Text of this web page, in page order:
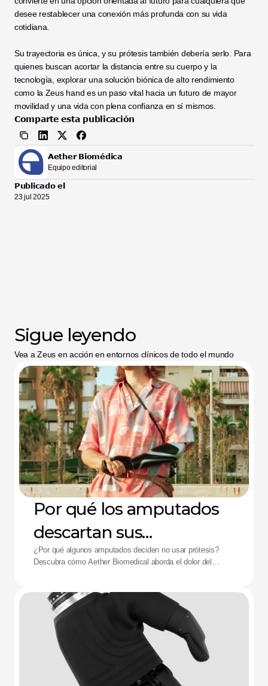
desee restablecer una conexión más profunda con su vida
cotidiana.
Su trayectoria es única, y su prótesis también debería serlo. Para
quienes buscan acortar la distancia entre su cuerpo y la
tecnología, explorar una solución biónica de alto rendimiento
como la Zeus hand es un paso vital hacia un futuro de mayor
movilidad y una vida con plena confianza en sí mismos.
Comparte esta publicación
Aether Biomédica
Equipo editorial
Publicado el
23 jul 2025
Sigue leyendo
Vea a Zeus en acción en entornos clínicos de todo el mundo
Por qué los amputados
descartan sus
dispositivos: La solución
¿Por qué algunos amputados deciden no usar prótesis?
Descubra cómo Aether Biomedical aborda el dolor del